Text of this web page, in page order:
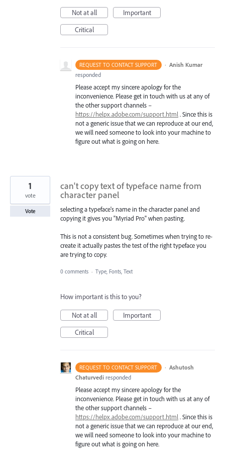
Not at all
Important
Critical
REQUEST TO CONTACT SUPPORT · Anish Kumar
responded
Please accept my sincere apology for the
inconvenience. Please get in touch with us at any of
the other support channels –
https://helpx.adobe.com/support.html . Since this is
not a generic issue that we can reproduce at our end,
we will need someone to look into your machine to
figure out what is going on here.
can't copy text of typeface name from
character panel
selecting a typeface's name in the character panel and
copying it gives you "Myriad Pro" when pasting.
This is not a consistent bug. Sometimes when trying to re-
create it actually pastes the test of the right typeface you
are trying to copy.
1
vote
Vote
0 comments · Type, Fonts, Text
How important is this to you?
Not at all
Important
Critical
REQUEST TO CONTACT SUPPORT · Ashutosh
Chaturvedi responded
Please accept my sincere apology for the
inconvenience. Please get in touch with us at any of
the other support channels –
https://helpx.adobe.com/support.html. Since this is
not a generic issue that we can reproduce at our end,
we will need someone to look into your machine to
figure out what is going on here.